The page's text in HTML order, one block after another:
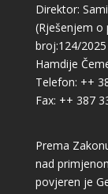
Direktor:
(Rješenjem o
broj:124/
Hamdije
Telefon: ++
Fax: ++ 387
Prema
nad
povjeren je